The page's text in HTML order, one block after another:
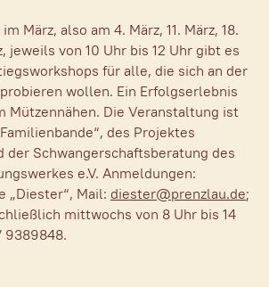
2026
2025
März, also am 4. März, 11. März, 18.
jeweils von 10 Uhr bis 12 Uhr gibt es
für alle, die sich an der
wollen. Ein Erfolgserlebnis
Mützennähen. Die Veranstaltung ist
des Projektes
der Schwangerschaftsberatung des
e.V. Anmeldungen:
„Diester“, Mail: diester@prenzlau.de;
mittwochs von 8 Uhr bis 14
9389848.